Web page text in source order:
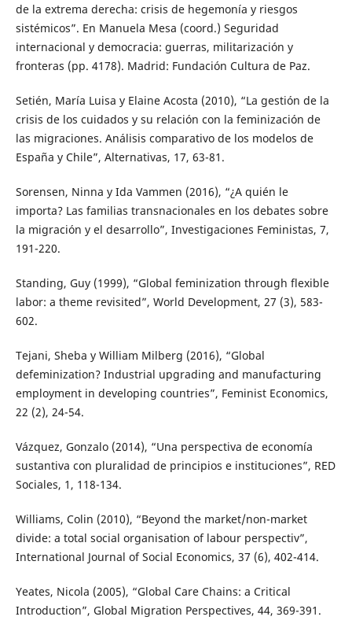
de la extrema derecha: crisis de hegemonía y riesgos
sistémicos”. En Manuela Mesa (coord.) Seguridad
internacional y democracia: guerras, militarización y
fronteras (pp. 4178). Madrid: Fundación Cultura de Paz.
Setién, María Luisa y Elaine Acosta (2010), “La gestión de la
crisis de los cuidados y su relación con la feminización de
las migraciones. Análisis comparativo de los modelos de
España y Chile”, Alternativas, 17, 63-81.
Sorensen, Ninna y Ida Vammen (2016), “¿A quién le
importa? Las familias transnacionales en los debates sobre
la migración y el desarrollo”, Investigaciones Feministas, 7,
191-220.
Standing, Guy (1999), “Global feminization through flexible
labor: a theme revisited”, World Development, 27 (3), 583-
602.
Tejani, Sheba y William Milberg (2016), “Global
defeminization? Industrial upgrading and manufacturing
employment in developing countries”, Feminist Economics,
22 (2), 24-54.
Vázquez, Gonzalo (2014), “Una perspectiva de economía
sustantiva con pluralidad de principios e instituciones”, RED
Sociales, 1, 118-134.
Williams, Colin (2010), “Beyond the market/non-market
divide: a total social organisation of labour perspectiv”,
International Journal of Social Economics, 37 (6), 402-414.
Yeates, Nicola (2005), “Global Care Chains: a Critical
Introduction”, Global Migration Perspectives, 44, 369-391.